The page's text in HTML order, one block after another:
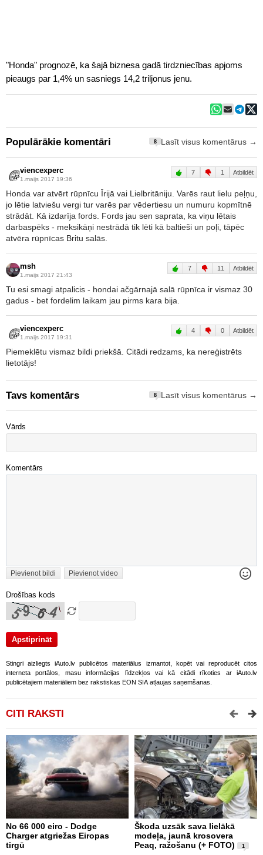
"Honda" prognozē, ka šajā biznesa gadā tirdzniecības apjoms
pieaugs par 1,4% un sasniegs 14,2 triljonus jenu.
Populārākie komentāri 8 Lasīt visus komentārus →
viencexperc
1.maijs 2017 19:36
7 1 Atbildēt
Honda var atvērt rūpnīcu Īrijā vai Lielbritāniju. Varēs raut lielu peļņu,
jo lētie latviešu vergi tur varēs par vēdertiesu un numuru kopmītnē
strādāt. Kā izdarīja fords. Fords jau sen saprata, ka viņu lētais
darbaspēks - meksikāņi nestrādā tik lēti kā baltieši un poļi, tāpēc
atvēra rūpnīcas Britu salās.
msh
1.maijs 2017 21:43
7 11 Atbildēt
Tu esi smagi atpalicis - hondai ačgārnajā salā rūpnīca ir vismaz 30
gadus - bet fordelim laikam jau pirms kara bija.
viencexperc
1.maijs 2017 19:31
4 0 Atbildēt
Piemeklētu vismaz bildi priekšā. Citādi redzams, ka nereģistrēts
lietotājs!
Tavs komentārs 8 Lasīt visus komentārus →
Vārds
Komentārs
Pievienot bildi Pievienot video
Drošības kods
Stingri aizliegts iAuto.lv publicētos materiālus izmantot, kopēt vai reproducēt citos
interneta portālos, masu informācijas līdzekļos vai kā citādi rīkoties ar iAuto.lv
publicētajiem materiāliem bez rakstiskas EON SIA atļaujas saņemšanas.
CITI RAKSTI
No 66 000 eiro - Dodge
Charger atgriežas Eiropas
tirgū
Škoda uzsāk sava lielākā
modeļa, jaunā krosovera
Peaq, ražošanu (+ FOTO)
1